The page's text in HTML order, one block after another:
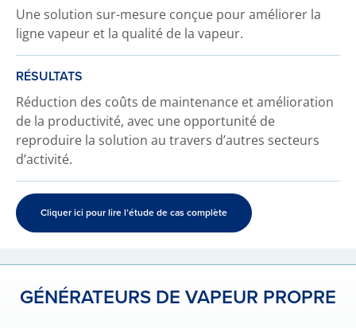
Une solution sur-mesure conçue pour améliorer la
ligne vapeur et la qualité de la vapeur.
RÉSULTATS
Réduction des coûts de maintenance et amélioration
de la productivité, avec une opportunité de
reproduire la solution au travers d’autres secteurs
d’activité.
Cliquer ici pour lire l’étude de cas complète
GÉNÉRATEURS DE VAPEUR PROPRE